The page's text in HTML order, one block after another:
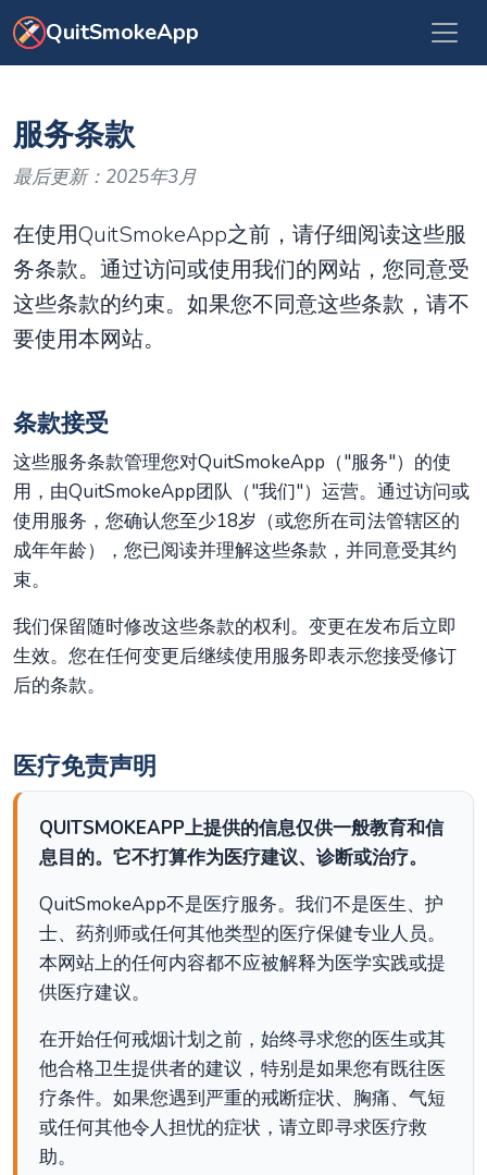
跳转到主要内容
QuitSmokeApp
服务条款
最后更新：2025年3月
在使用QuitSmokeApp之前，请仔细阅读这些服
务条款。通过访问或使用我们的网站，您同意受
这些条款的约束。如果您不同意这些条款，请不
要使用本网站。
条款接受
这些服务条款管理您对QuitSmokeApp（"服务"）的使
用，由QuitSmokeApp团队（"我们"）运营。通过访问或
使用服务，您确认您至少18岁（或您所在司法管辖区的
成年年龄），您已阅读并理解这些条款，并同意受其约
束。
我们保留随时修改这些条款的权利。变更在发布后立即
生效。您在任何变更后继续使用服务即表示您接受修订
后的条款。
医疗免责声明
QUITSMOKEAPP上提供的信息仅供一般教育和信
息目的。它不打算作为医疗建议、诊断或治疗。
QuitSmokeApp不是医疗服务。我们不是医生、护
士、药剂师或任何其他类型的医疗保健专业人员。
本网站上的任何内容都不应被解释为医学实践或提
供医疗建议。
在开始任何戒烟计划之前，始终寻求您的医生或其
他合格卫生提供者的建议，特别是如果您有既往医
疗条件。如果您遇到严重的戒断症状、胸痛、气短
或任何其他令人担忧的症状，请立即寻求医疗救
助。